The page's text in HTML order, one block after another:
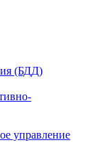
(БДД)
управление